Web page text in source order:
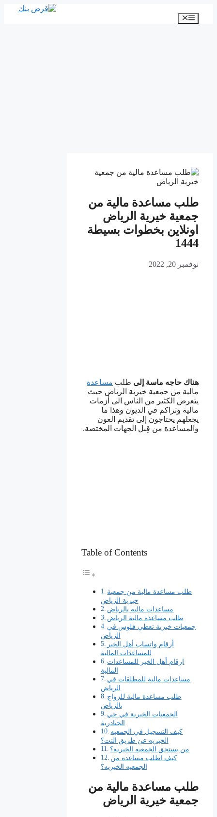
المحتوى
القائمة
طلب مساعدة مالية من
جمعية خيرية الرياض
اونلاين بخطوات بسيطة
1444
نوفمبر 20, 2022
هناك حاجه ماسة إلى طلب مساعدة
مالية من جمعية خيرية الرياض حيث
يتعرض الكثير من الناس الى أزمات
مالية وتراكم في الديون وهذا ما
يجعلهم يحتاجون إلى تقديم العون
والمساعدة من قِبل الجهات المختصة.
Table of Contents
طلب مساعدة مالية من جمعية
خيرية الرياض
مساعدات ماليه بالرياض
طلب مساعدة مالية الرياض
جمعيات خيرية تعطي فلوس في
الرياض
أرقام واتساب أهل الخير
للمساعدات المالية
ارقام أهل الخير للمساعدات
المالية
مساعدات مالية للمطلقات في
الرياض
طلب مساعدة مالية للزواج
بالرياض
الجمعيات الخيرية في حي
الجنادرية
كيف التسجيل في الجمعيه
الخيريه عن طريق النت؟
من يستحق الجمعيه الخيريه؟
كيف اطلب مساعده من
الجمعيه الخيريه؟
طلب مساعدة مالية من
جمعية خيرية الرياض